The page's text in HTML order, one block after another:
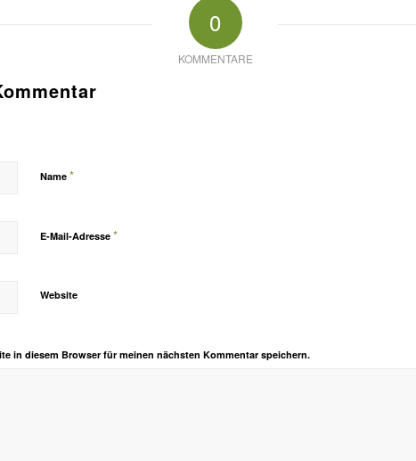
0
KOMMENTARE
Name *
E-Mail-Adresse *
Website
in diesem Browser für meinen nächsten Kommentar speichern.